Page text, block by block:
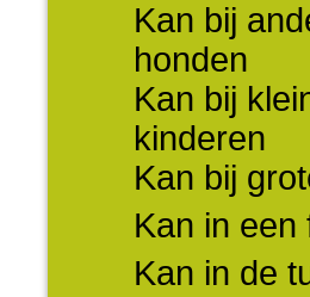
Kan bij
honden
Kan bij
kinderen
Kan bij
Kan in een
Kan in de